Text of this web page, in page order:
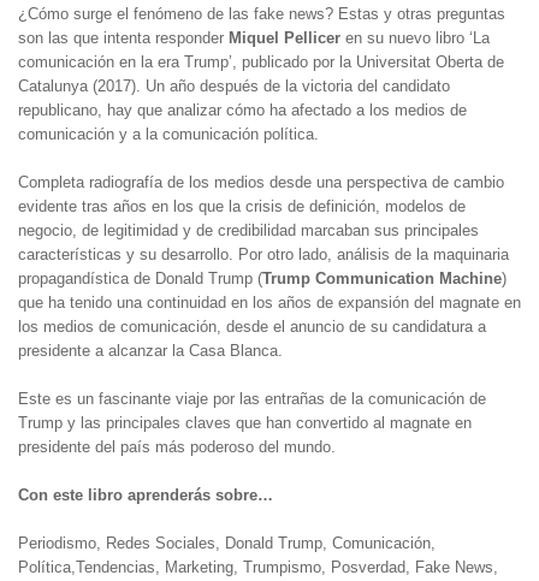
¿Cómo surge el fenómeno de las fake news? Estas y otras preguntas
son las que intenta responder Miquel Pellicer en su nuevo libro ‘La
comunicación en la era Trump’, publicado por la Universitat Oberta de
Catalunya (2017). Un año después de la victoria del candidato
republicano, hay que analizar cómo ha afectado a los medios de
comunicación y a la comunicación política.
Completa radiografía de los medios desde una perspectiva de cambio
evidente tras años en los que la crisis de definición, modelos de
negocio, de legitimidad y de credibilidad marcaban sus principales
características y su desarrollo. Por otro lado, análisis de la maquinaria
propagandística de Donald Trump (Trump Communication Machine)
que ha tenido una continuidad en los años de expansión del magnate en
los medios de comunicación, desde el anuncio de su candidatura a
presidente a alcanzar la Casa Blanca.
Este es un fascinante viaje por las entrañas de la comunicación de
Trump y las principales claves que han convertido al magnate en
presidente del país más poderoso del mundo.
Con este libro aprenderás sobre…
Periodismo, Redes Sociales, Donald Trump, Comunicación,
Política,Tendencias, Marketing, Trumpismo, Posverdad, Fake News,